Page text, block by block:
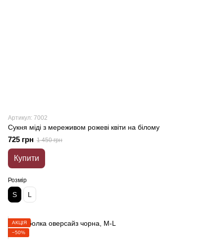
Артикул: 7002
Сукня міді з мереживом рожеві квіти на білому
725 грн 1 450 грн
Купити
Розмір
S L
АКЦІЯ
−50%